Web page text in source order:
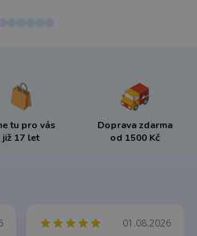
tu pro vás
již 17 let
Doprava zdarma
od 1500 Kč
01.08.2026